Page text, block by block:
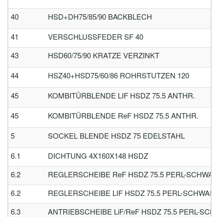
40
HSD+DH75/85/90 BACKBLECH
41
VERSCHLUSSFEDER SF 40
43
HSD60/75/90 KRATZE VERZINKT
44
HSZ40+HSD75/60/86 ROHRSTUTZEN 120
45
KOMBITÜRBLENDE LIF HSDZ 75.5 ANTHR.
45
KOMBITÜRBLENDE ReF HSDZ 75.5 ANTHR.
5
SOCKEL BLENDE HSDZ 75 EDELSTAHL
6.1
DICHTUNG 4X160X148 HSDZ
6.2
REGLERSCHEIBE ReF HSDZ 75.5 PERL-
6.2
REGLERSCHEIBE LIF HSDZ 75.5 PERL-SCHWARZ
6.3
ANTRIEBSCHEIBE LiF/ReF HSDZ 75.5 PERL-